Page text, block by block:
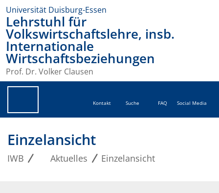
Universität Duisburg-Essen
Lehrstuhl für
Volkswirtschaftslehre, insb.
Internationale
Wirtschaftsbeziehungen
Prof. Dr. Volker Clausen
Kontakt Suche FAQ Social Media
Einzelansicht
IWB Aktuelles Einzelansicht